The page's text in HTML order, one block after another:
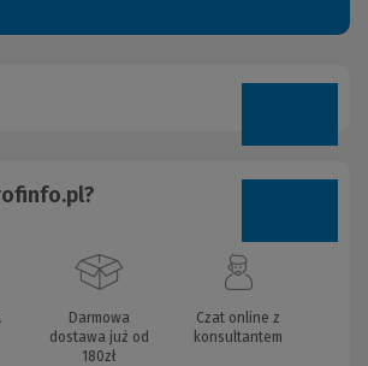
Darmowa
dostawa już od
180zł
Czat online z
konsultantem